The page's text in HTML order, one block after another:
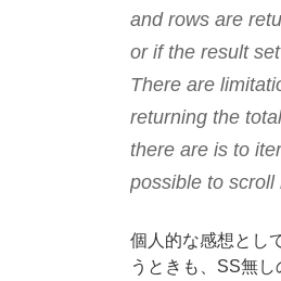
and rows are
or if the result
There are
returning the
there are is to
possible to scroll
個人的な感想とし
うときも、SS無し